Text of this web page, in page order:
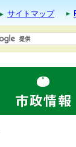
サイトマップ